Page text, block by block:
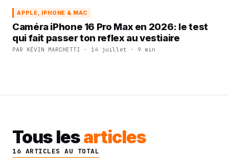
APPLE, IPHONE & MAC
Caméra iPhone 16 Pro Max en 2026: le test
qui fait passer ton reflex au vestiaire
PAR KÉVIN MARCHETTI · 14 juillet · 9 min
Tous lesarticles
16 ARTICLES AU TOTAL